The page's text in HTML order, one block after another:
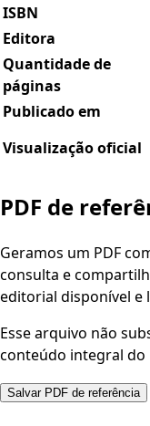
ISBN
Editora
Quantidade de
páginas
Publicado em
Visualização oficial
PDF de
Geramos um PDF
consulta e
editorial disponível e
Esse arquivo não
conteúdo integral do
Salvar PDF de referência